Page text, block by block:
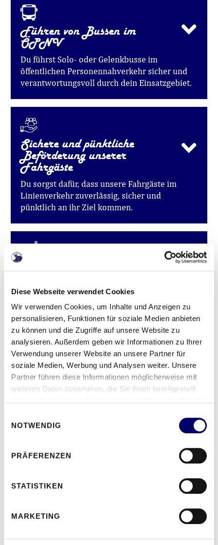
Diese Webseite verwendet Cookies
Wir verwenden Cookies, um Inhalte und Anzeigen zu
personalisieren, Funktionen für soziale Medien anbieten
zu können und die Zugriffe auf unsere Website zu
analysieren. Außerdem geben wir Informationen zu Ihrer
Verwendung unserer Website an unsere Partner für
soziale Medien, Werbung und Analysen weiter. Unsere
Partner führen diese Informationen möglicherweise mit
weiteren Daten zusammen, die Sie ihnen bereitgestellt
NOTWENDIG
PRÄFERENZEN
STATISTIKEN
MARKETING
Führen von Bussen im
ÖPNV
Du führst Solo- oder Gelenkbusse im
öffentlichen Personennahverkehr sicher und
verantwortungsvoll durch dein Einsatzgebiet.
Sichere und pünktliche
Beförderung unserer
Fahrgäste
Du sorgst dafür, dass unsere Fahrgäste im
Linienverkehr zuverlässig, sicher und
pünktlich an ihr Ziel kommen.
Einhaltung von Fahrplänen
Du orientierst dich an den vorgegebenen
Fahrplänen, Haltestellen und Linienwegen und
trägst zu einem reibungslosen Ablauf im
täglichen Linienbetrieb bei.
Fahrgastservice im ALltag
bei Bedarf und trittst freundlich, ruhig und
Sicherer Fahrgastwechsel an